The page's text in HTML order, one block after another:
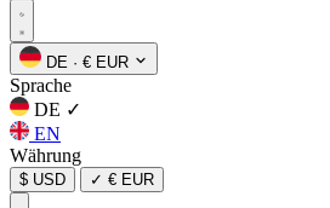
DE · € EUR
Sprache
DE ✓
EN
Währung
$ USD ✓ € EUR